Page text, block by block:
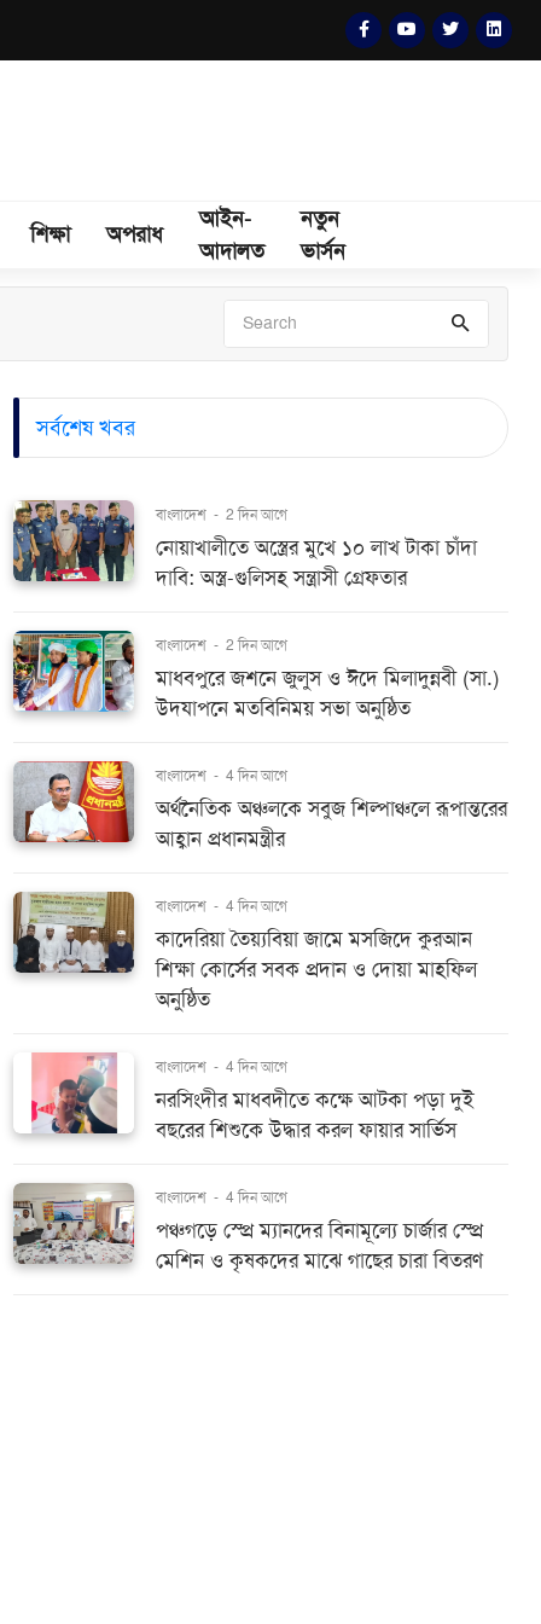
শিক্ষা অপরাধ
আইন-
আদালত
নতুন
ভার্সন
সর্বশেষ খবর
বাংলাদেশ - 2 দিন আগে
নোয়াখালীতে অস্ত্রের মুখে ১০ লাখ টাকা চাঁদা
দাবি: অস্ত্র-গুলিসহ সন্ত্রাসী গ্রেফতার
বাংলাদেশ - 2 দিন আগে
মাধবপুরে জশনে জুলুস ও ঈদে মিলাদুন্নবী (সা.)
উদযাপনে মতবিনিময় সভা অনুষ্ঠিত
বাংলাদেশ - 4 দিন আগে
অর্থনৈতিক অঞ্চলকে সবুজ শিল্পাঞ্চলে রূপান্তরের
আহ্বান প্রধানমন্ত্রীর
বাংলাদেশ - 4 দিন আগে
কাদেরিয়া তৈয়্যবিয়া জামে মসজিদে কুরআন
শিক্ষা কোর্সের সবক প্রদান ও দোয়া মাহফিল
অনুষ্ঠিত
বাংলাদেশ - 4 দিন আগে
নরসিংদীর মাধবদীতে কক্ষে আটকা পড়া দুই
বছরের শিশুকে উদ্ধার করল ফায়ার সার্ভিস
বাংলাদেশ - 4 দিন আগে
পঞ্চগড়ে স্প্রে ম্যানদের বিনামূল্যে চার্জার স্প্রে
মেশিন ও কৃষকদের মাঝে গাছের চারা বিতরণ